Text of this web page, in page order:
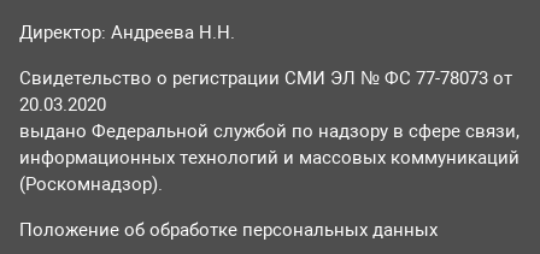
Директор: Андреева Н.Н.
Свидетельство о регистрации СМИ ЭЛ № ФС 77-78073 от
20.03.2020
выдано Федеральной службой по надзору в сфере связи,
информационных технологий и массовых коммуникаций
(Роскомнадзор).
Положение об обработке персональных данных